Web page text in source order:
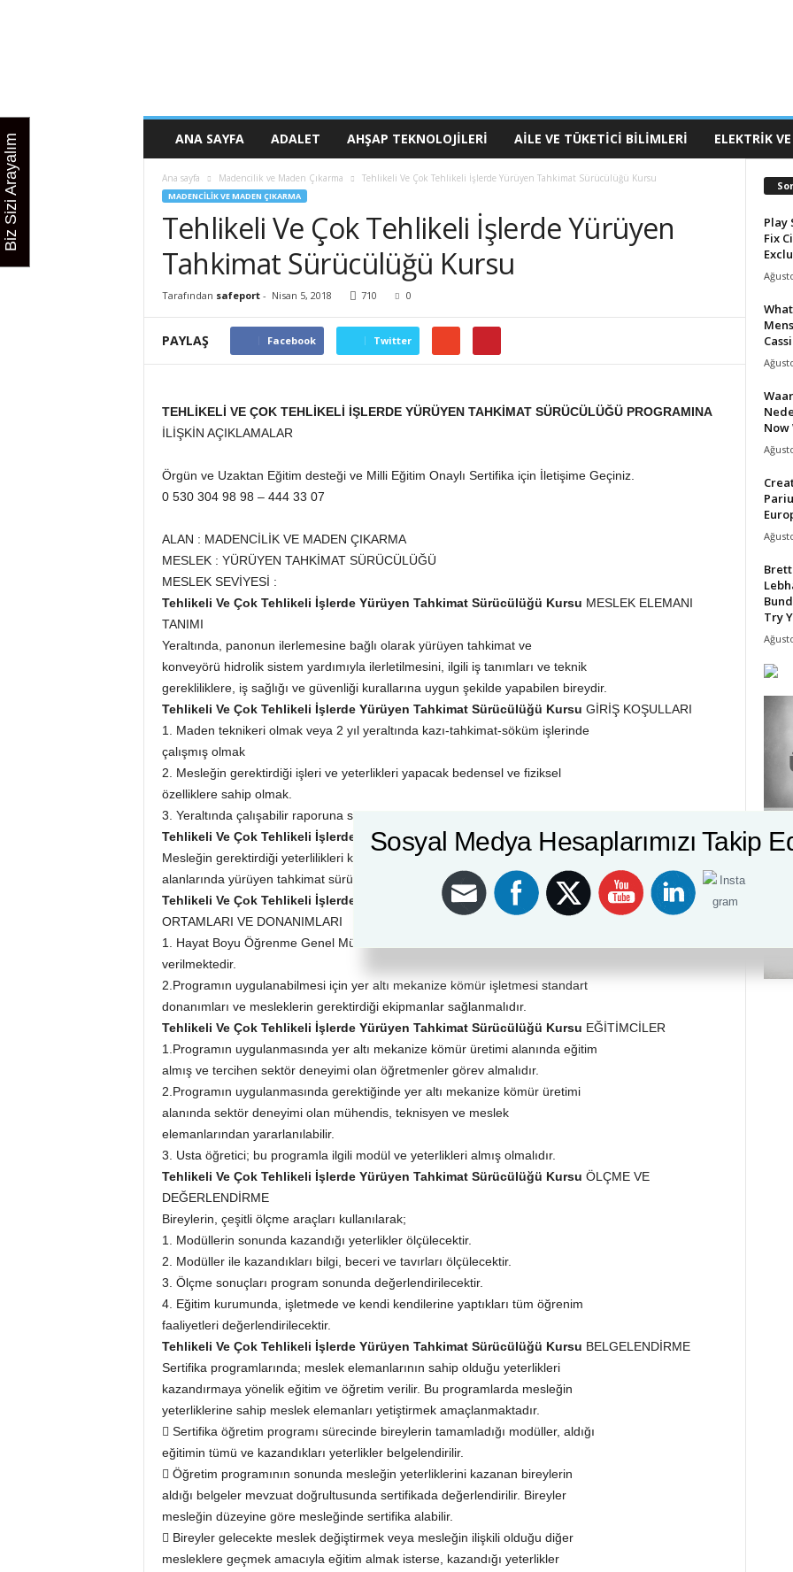
ANA SAYFA ADALET AHŞAP TEKNOLOJILERI AILE VE TÜKETICI BILIMLERI ELEKTRIK
Ana sayfa Madencilik ve Maden Çıkarma Tehlikeli Ve Çok Tehlikeli İşlerde Yürüyen Tahkimat Sürücülüğü Kursu
MADENCILIK VE MADEN ÇIKARMA
Tehlikeli Ve Çok Tehlikeli İşlerde Yürüyen
Tahkimat Sürücülüğü Kursu
Tarafından safeport- Nisan 5, 2018 710 0
PAYLAŞ Facebook Twitter
TEHLİKELİ VE ÇOK TEHLİKELİ İŞLERDE YÜRÜYEN TAHKİMAT SÜRÜCÜLÜĞÜ PROGRAMINA
İLİŞKİN AÇIKLAMALAR
Örgün ve Uzaktan Eğitim desteği ve Milli Eğitim Onaylı Sertifika için İletişime Geçiniz.
0 530 304 98 98 – 444 33 07
ALAN : MADENCİLİK VE MADEN ÇIKARMA
MESLEK : YÜRÜYEN TAHKİMAT SÜRÜCÜLÜĞÜ
MESLEK SEVİYESİ :
Tehlikeli Ve Çok Tehlikeli İşlerde Yürüyen Tahkimat Sürücülüğü Kursu MESLEK ELEMANI
TANIMI
Yeraltında, panonun ilerlemesine bağlı olarak yürüyen tahkimat ve
konveyörü hidrolik sistem yardımıyla ilerletilmesini, ilgili iş tanımları ve teknik
gerekliliklere, iş sağlığı ve güvenliği kurallarına uygun şekilde yapabilen bireydir.
Tehlikeli Ve Çok Tehlikeli İşlerde Yürüyen Tahkimat Sürücülüğü Kursu GİRİŞ KOŞULLARI
1. Maden teknikeri olmak veya 2 yıl yeraltında kazı-tahkimat-söküm işlerinde
çalışmış olmak
2. Mesleğin gerektirdiği işleri ve yeterlikleri yapacak bedensel ve fiziksel
özelliklere sahip olmak.
3. Yeraltında çalışabilir raporuna sahip olmak
Tehlikeli Ve Çok Tehlikeli İşlerde Yürüyen Tahkimat Sürücülüğü KursuİSTİHDAM ALANLARI
Mesleğin gerektirdiği yeterlilikleri kazanan bireyler; maden sanayi
alanlarında yürüyen tahkimat sürücü olarak çalışabilirler.
Tehlikeli Ve Çok Tehlikeli İşlerde Yürüyen Tahkimat Sürücülüğü Kursu EĞİTİM-ÖĞRETİM
ORTAMLARI VE DONANIMLARI
1. Hayat Boyu Öğrenme Genel Müdürlüğüne bağlı eğitim kurumlarında eğitim
verilmektedir.
2.Programın uygulanabilmesi için yer altı mekanize kömür işletmesi standart
donanımları ve mesleklerin gerektirdiği ekipmanlar sağlanmalıdır.
Tehlikeli Ve Çok Tehlikeli İşlerde Yürüyen Tahkimat Sürücülüğü Kursu EĞİTİMCİLER
1.Programın uygulanmasında yer altı mekanize kömür üretimi alanında eğitim
almış ve tercihen sektör deneyimi olan öğretmenler görev almalıdır.
2.Programın uygulanmasında gerektiğinde yer altı mekanize kömür üretimi
alanında sektör deneyimi olan mühendis, teknisyen ve meslek
elemanlarından yararlanılabilir.
3. Usta öğretici; bu programla ilgili modül ve yeterlikleri almış olmalıdır.
Tehlikeli Ve Çok Tehlikeli İşlerde Yürüyen Tahkimat Sürücülüğü Kursu ÖLÇME VE
DEĞERLENDİRME
Bireylerin, çeşitli ölçme araçları kullanılarak;
1. Modüllerin sonunda kazandığı yeterlikler ölçülecektir.
2. Modüller ile kazandıkları bilgi, beceri ve tavırları ölçülecektir.
3. Ölçme sonuçları program sonunda değerlendirilecektir.
4. Eğitim kurumunda, işletmede ve kendi kendilerine yaptıkları tüm öğrenim
faaliyetleri değerlendirilecektir.
Tehlikeli Ve Çok Tehlikeli İşlerde Yürüyen Tahkimat Sürücülüğü Kursu BELGELENDİRME
Sertifika programlarında; meslek elemanlarının sahip olduğu yeterlikleri
kazandırmaya yönelik eğitim ve öğretim verilir. Bu programlarda mesleğin
yeterliklerine sahip meslek elemanları yetiştirmek amaçlanmaktadır.
 Sertifika öğretim programı sürecinde bireylerin tamamladığı modüller, aldığı
eğitimin tümü ve kazandıkları yeterlikler belgelendirilir.
 Öğretim programının sonunda mesleğin yeterliklerini kazanan bireylerin
aldığı belgeler mevzuat doğrultusunda sertifikada değerlendirilir. Bireyler
mesleğin düzeyine göre mesleğinde sertifika alabilir.
 Bireyler gelecekte meslek değiştirmek veya mesleğin ilişkili olduğu diğer
mesleklere geçmek amacıyla eğitim almak isterse, kazandığı yeterlikler
Play
Fix
Now
Try
Sosyal Medya Hesaplarımızı Takip
Biz Sizi Arayalım